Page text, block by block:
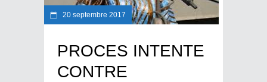
20 septembre 2017
PROCES INTENTE
CONTRE